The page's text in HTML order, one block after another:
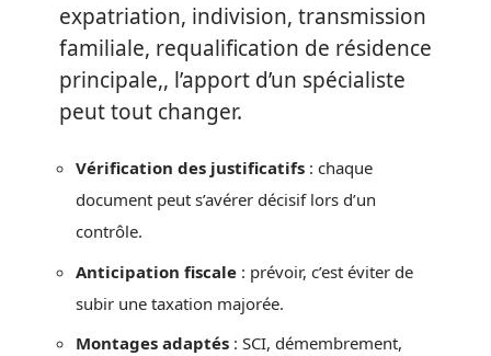
expatriation, indivision, transmission
familiale, requalification de résidence
principale,, l’apport d’un spécialiste
peut tout changer.
Vérification des justificatifs : chaque
document peut s’avérer décisif lors d’un
contrôle.
Anticipation fiscale : prévoir, c’est éviter de
subir une taxation majorée.
Montages adaptés : SCI, démembrement,